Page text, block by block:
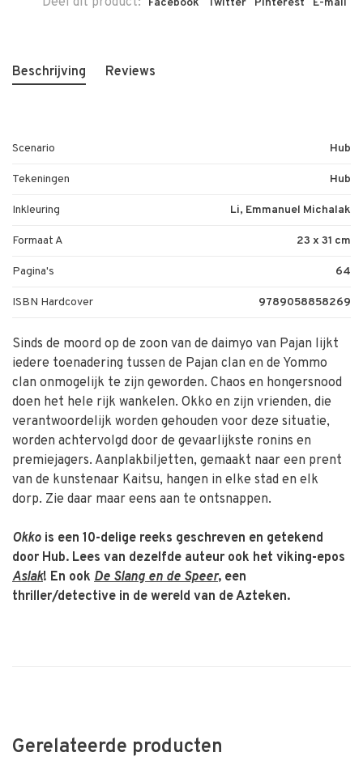
Facebook Twitter Pinterest E-mail
Beschrijving Reviews
Scenario Hub
Tekeningen Hub
Inkleuring Li, Emmanuel Michalak
Formaat A 23 x 31 cm
Pagina's 64
ISBN Hardcover 9789058858269
Sinds de moord op de zoon van de daimyo van Pajan lijkt
iedere toenadering tussen de Pajan clan en de Yommo
clan onmogelijk te zijn geworden. Chaos en hongersnood
doen het hele rijk wankelen. Okko en zijn vrienden, die
verantwoordelijk worden gehouden voor deze situatie,
worden achtervolgd door de gevaarlijkste ronins en
premiejagers. Aanplakbiljetten, gemaakt naar een prent
van de kunstenaar Kaitsu, hangen in elke stad en elk
dorp. Zie daar maar eens aan te ontsnappen.
Okko is een 10-delige reeks geschreven en getekend
door Hub. Lees van dezelfde auteur ook het viking-epos
Aslak! En ook De Slang en de Speer, een
thriller/detective in de wereld van de Azteken.
Gerelateerde producten